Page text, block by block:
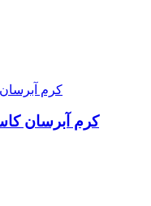
کرم آبرسان کاسه